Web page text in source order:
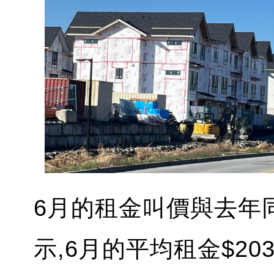
6月的租金叫價與去年
示,6月的平均租金